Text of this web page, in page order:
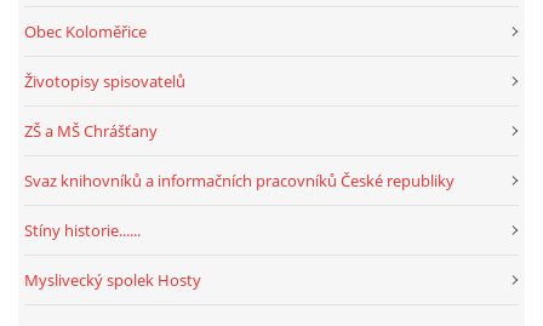
Obec Koloměřice
Životopisy spisovatelů
ZŠ a MŠ Chrášťany
Svaz knihovníků a informačních pracovníků České republiky
Stíny historie......
Myslivecký spolek Hosty